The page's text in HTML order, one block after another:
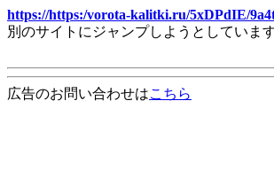
https://https:/vorota-kalitki.ru/5xDPdIE/
別のサイトにジャンプしようとしていま
広告のお問い合わせはこちら